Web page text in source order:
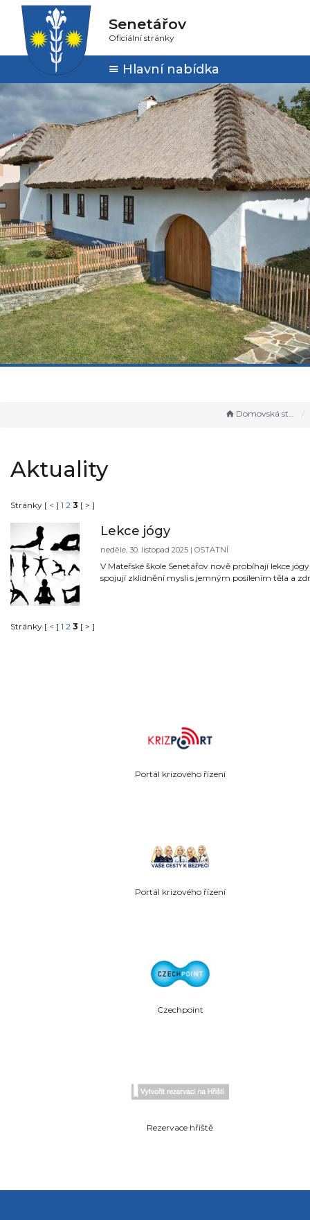
Senetářov
Oficiální stránky
Hlavní nabídka
Domovská stránka
Aktuality
Stránky [ < ] 1 2 3 [ > ]
Lekce jógy
neděle, 30. listopad 2025 | OSTATNÍ
V Mateřské škole Senetářov nově probíhají lekce
spojují zklidnění mysli s jemným posílením těla a
Stránky [ < ] 1 2 3 [ > ]
Portál krizového řízení
Portál krizového řízení
Czechpoint
Rezervace hřiště